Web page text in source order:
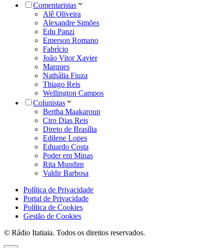
Comentaristas
Alê Oliveira
Alexandre Simões
Edu Panzi
Emerson Romano
Fabrício
João Vitor Xavier
Marques
Nathália Fiuza
Thiago Reis
Wellington Campos
Colunistas
Bertha Maakaroun
Ciro Dias Reis
Direto de Brasília
Edilene Lopes
Eduardo Costa
Poder em Minas
Rita Mundim
Valdir Barbosa
Política de Privacidade
Portal de Privacidade
Política de Cookies
Gestão de Cookies
© Rádio Itatiaia. Todos os direitos reservados.